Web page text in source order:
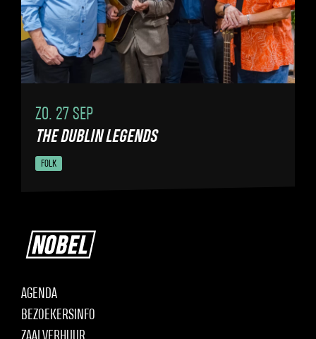
ZO. 27 SEP
THE DUBLIN LEGENDS
FOLK
AGENDA
BEZOEKERSINFO